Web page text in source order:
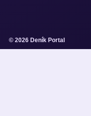
© 2026 Deník Portal